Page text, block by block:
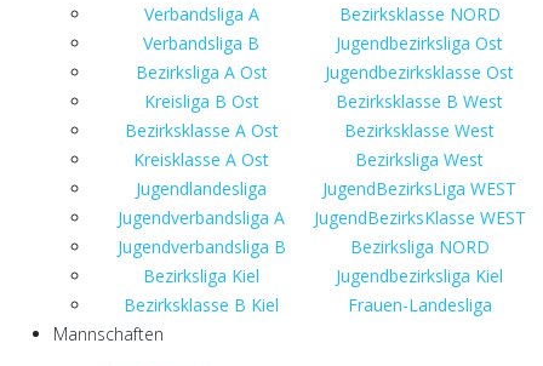
Verbandsliga A
Bezirksklasse NORD
Verbandsliga B
Jugendbezirksliga Ost
Bezirksliga A Ost
Jugendbezirksklasse Ost
Kreisliga B Ost
Bezirksklasse B West
Bezirksklasse A Ost
Bezirksklasse West
Kreisklasse A Ost
Bezirksliga West
Jugendlandesliga
JugendBezirksLiga WEST
Jugendverbandsliga A
JugendBezirksKlasse WEST
Jugendverbandsliga B
Bezirksliga NORD
Bezirksliga Kiel
Jugendbezirksliga Kiel
Bezirksklasse B Kiel
Frauen-Landesliga
Mannschaften